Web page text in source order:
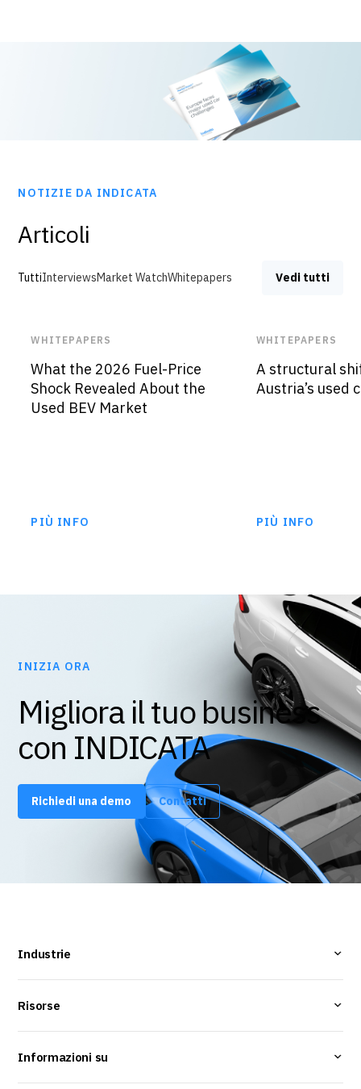
NOTIZIE DA INDICATA
Articoli
TuttiInterviewsMarket WatchWhitepapers Vedi tutti
WHITEPAPERS
What the 2026 Fuel-Price
Shock Revealed About the
Used BEV Market
PIÙ INFO
WHITEPAPERS
A structural
Austria’s used
PIÙ INFO
INIZIA ORA
Migliora il tuo business
con INDICATA
Richiedi una demo Contatti
Industrie
Risorse
Informazioni su